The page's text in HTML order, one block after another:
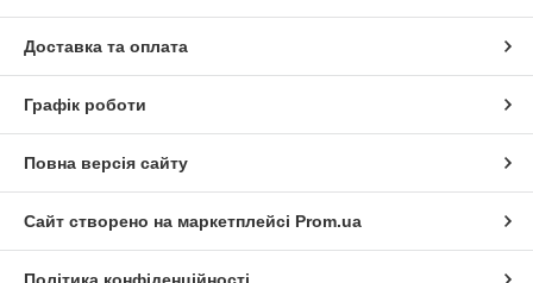
Доставка та оплата
Графік роботи
Повна версія сайту
Сайт створено на маркетплейсі Prom.ua